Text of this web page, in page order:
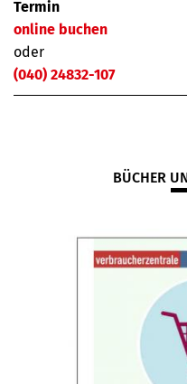
Termin
online buchen
oder
(040) 24832-107
BÜCHER